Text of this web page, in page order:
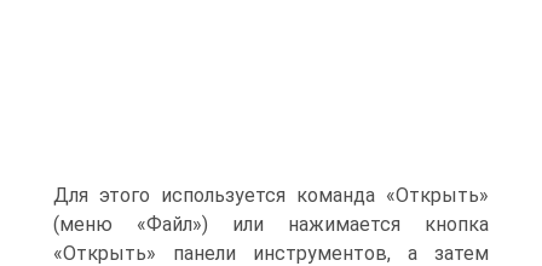
Для этого используется команда «Открыть»
(меню «Файл») или нажимается кнопка
«Открыть» панели инструментов, а затем